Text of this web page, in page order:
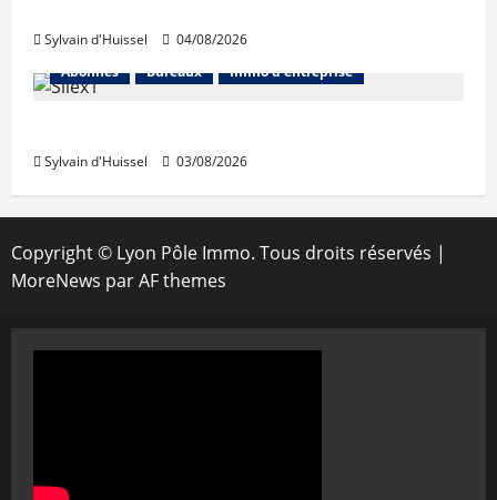
Sylvain d'Huissel
04/08/2026
Abonnés
Bureaux Immo d'entreprise
Sylvain d'Huissel 03/08/2026
Copyright © Lyon Pôle Immo. Tous droits réservés |
MoreNews par AF themes